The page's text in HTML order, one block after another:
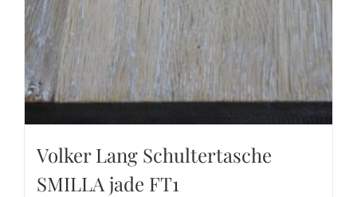
Volker Lang Schultertasche
SMILLA jade FT1